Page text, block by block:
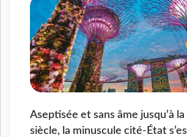
Aseptisée et sans âme jusqu’à
siècle, la minuscule cité-État